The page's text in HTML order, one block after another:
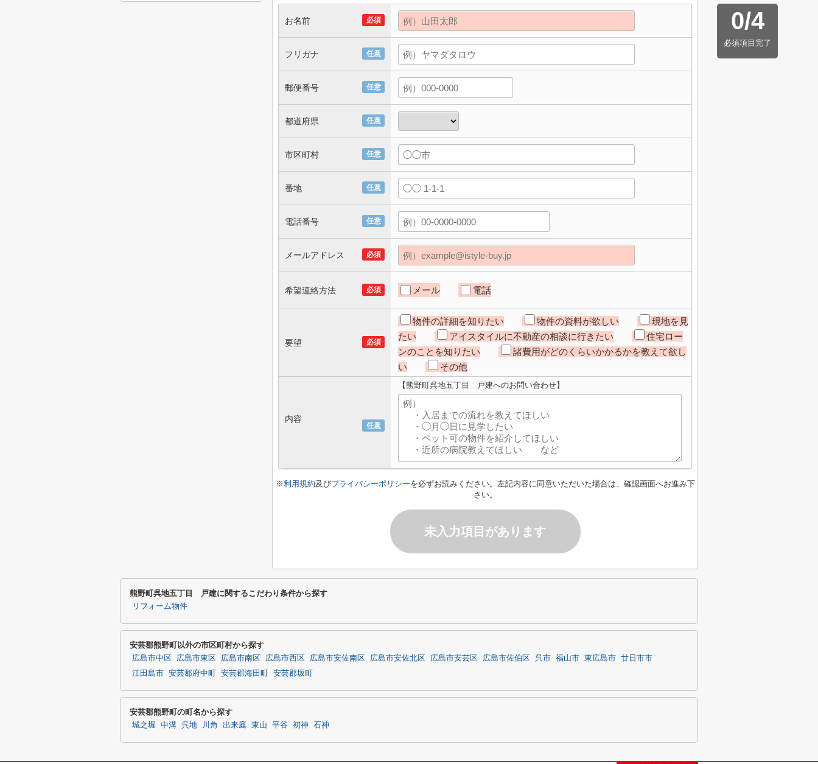
0/4
必須項目完了
必須
お名前
任意
フリガナ
任意
郵便番号
任意
都道府県
任意
市区町村
任意
番地
任意
電話番号
必須
メールアドレス
必須
希望連絡方法 メール 電話
必須
要望
物件の詳細を知りたい 物件の資料が欲しい
現地を見
たい
アイスタイルに不動産の相談に行きたい
住宅ロー
ンのことを知りたい
諸費用がどのくらいかかるかを教えて欲し
い
その他
任意
内容
【熊野町呉地五丁目 戸建へのお問い合わせ】
※利用規約及びプライバシーポリシーを必ずお読みください。左記内容に同意いただいた場合は、確認画面へお進み下
さい。
未入力項目があります
熊野町呉地五丁目 戸建に関するこだわり条件から探す
リフォーム物件
安芸郡熊野町以外の市区町村から探す
広島市中区 広島市東区 広島市南区 広島市西区 広島市安佐南区 広島市安佐北区 広島市安芸区 広島市佐伯区 呉市 福山市 東広島市 廿日市市
江田島市 安芸郡府中町 安芸郡海田町 安芸郡坂町
安芸郡熊野町の町名から探す
城之堀 中溝 呉地 川角 出来庭 東山 平谷 初神 石神